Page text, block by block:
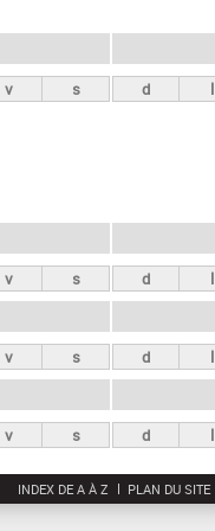
r
c
v s d l
v s d l
v s d l
v s d l
INDEX DE A À Z PLAN DU SITE